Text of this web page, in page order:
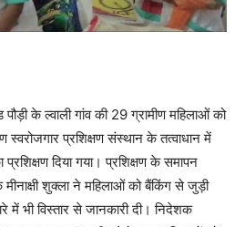
के ल्वाली गांव की 29 ग्रामीण महिलाओं को
स्वरोजगार प्रशिक्षण संस्थान के तत्वाधान में
दिया गया। प्रशिक्षण के समापन
शुक्ला ने महिलाओं को बैंकिंग से जुड़ी
में भी विस्तार से जानकारी दी। निदेशक